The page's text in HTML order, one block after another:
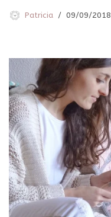
Patricia 09/09/2018